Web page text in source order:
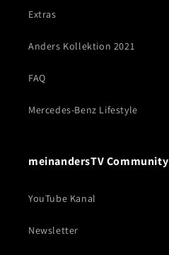
Extras
Anders Kollektion 2021
FAQ
Mercedes-Benz Lifestyle
meinandersTV Community
YouTube Kanal
Newsletter